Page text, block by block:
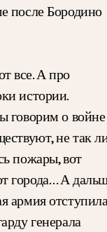
после Бородино
все. А про
истории.
говорим о войне
не так
пожары, вот
города… А
армия
генерала